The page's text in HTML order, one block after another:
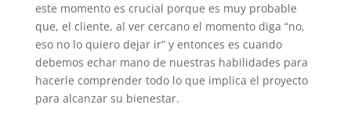
este momento es crucial porque es muy probable
que, el cliente, al ver cercano el momento diga “no,
eso no lo quiero dejar ir” y entonces es cuando
debemos echar mano de nuestras habilidades para
hacerle comprender todo lo que implica el proyecto
para alcanzar su bienestar.